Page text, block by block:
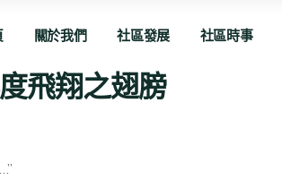
關於我們 社區發展 社區時事
飛翔之翅膀